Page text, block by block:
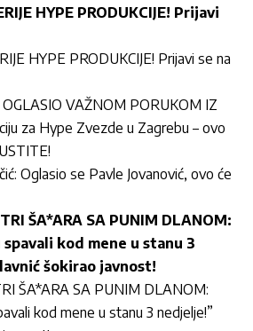
HYPE PRODUKCIJE! Prijavi
HYPE PRODUKCIJE! Prijavi se na
VAŽNOM PORUKOM IZ
za Hype Zvezde u Zagrebu – ovo
Oglasio se Pavle Jovanović, ovo će
ŠA*ARA SA PUNIM DLANOM:
spavali kod mene u stanu 3
šokirao javnost!
ŠA*ARA SA PUNIM DLANOM:
kod mene u stanu 3 nedjelje!”